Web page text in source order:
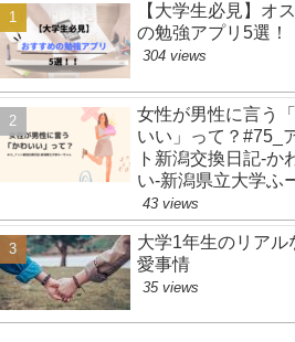
【大学生必見】オ
の勉強アプリ5選！
304 views
女性が男性に言う
いい」って？#75_
ト新潟交換日記-か
い-新潟県立大学ふ
ゃん
43 views
大学1年生のリアル
愛事情
35 views